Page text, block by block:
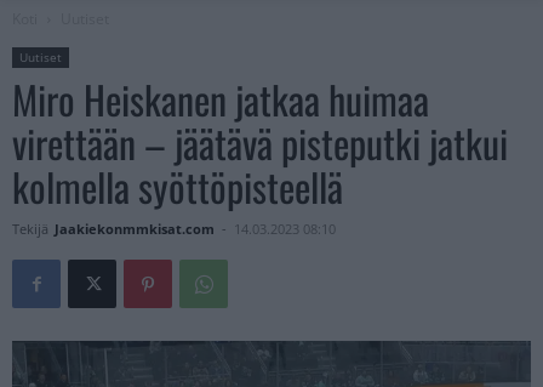
Uutiset
Miro Heiskanen jatkaa huimaa
virettään – jäätävä pisteputki jatkui
kolmella syöttöpisteellä
Tekijä Jaakiekonmmkisat.com - 14.03.2023 08:10